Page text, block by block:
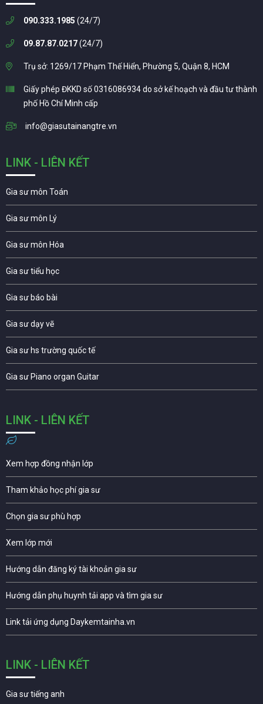
090.333.1985 (24/7)
09.87.87.0217(24/7)
Trụ sở: 1269/17 Phạm Thế Hiển, Phường 5, Quận 8, HCM
Giấy phép ĐKKD số 0316086934 do sở kế hoạch và đầu tư thành
phố Hồ Chí Minh cấp
info@giasutainangtre.vn
LINK - LIÊN KẾT
Gia sư môn Toán
Gia sư môn Lý
Gia sư môn Hóa
Gia sư tiểu học
Gia sư báo bài
Gia sư dạy vẽ
Gia sư hs trường quốc tế
Gia sư Piano organ Guitar
LINK - LIÊN KẾT
Xem hợp đồng nhận lớp
Tham khảo học phí gia sư
Chọn gia sư phù hợp
Xem lớp mới
Hướng dẫn đăng ký tài khoản gia sư
Hướng dẫn phụ huynh tải app và tìm gia sư
Link tải ứng dụng Daykemtainha.vn
LINK - LIÊN KẾT
Gia sư tiếng anh